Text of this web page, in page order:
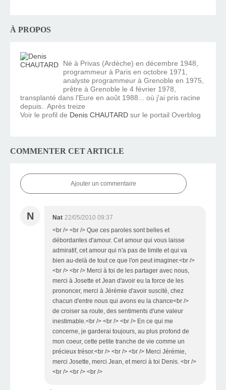
À PROPOS
Né à Privas (Ardèche) en décembre 1948,
programmeur à Paris en octobre 1971,
analyste programmeur à Grenoble en 1975,
prêtre à Grenoble le 4 février 1978,
transplanté dans l'Eure en août 1988... où j'ai pris racine
depuis.. Après treize
Voir le profil de Denis CHAUTARD sur le portail Overblog
COMMENTER CET ARTICLE
Ajouter un commentaire
N Nat 22/05/2010 09:37
<br /> <br /> Que ces paroles sont belles et
débordantes d'amour. Cet amour qui vous laisse
admiratif, cet amour qui n'a pas de limite et qui va
bien au-delà de tout ce que l'on peut imaginer.<br />
<br /> <br /> Merci à toi de les partager avec nous,
merci à Josette et Jean d'avoir eu la force de les
prononcer, merci à Jérémie d'avoir suscité, chez
chacun d'entre nous qui avons eu la chance<br />
de croiser sa route, des sentiments d'une valeur
inestimable.<br /> <br /> <br /> En ce qui me
concerne, je garderai toujours, au plus profond de
mon coeur, cette petite tranche de vie comme un
précieux trésor.<br /> <br /> <br /> Merci Jérémie,
merci Josette, merci Jean, et merci à toi Denis. <br />
<br /> <br /> <br />